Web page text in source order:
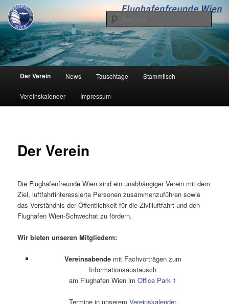
Zum
Inhalt
wechseln
Flughafenfreunde Wien
HauptmenüDer Verein News Tauschtage Stammtisch
Vereinskalender Impressum
Der Verein
Die Flughafenfreunde Wien sind ein unabhängiger Verein mit dem
Ziel, luftfahrtinteressierte Personen zusammenzuführen sowie
das Verständnis der Öffentlichkeit für die Zivilluftfahrt und den
Flughafen Wien-Schwechat zu fördern.
Wir bieten unseren Mitgliedern:
Vereinsabendemit Fachvorträgen zum
Informationsaustausch
am Flughafen Wien imOffice Park 1
Termine in unseremVereinskalender